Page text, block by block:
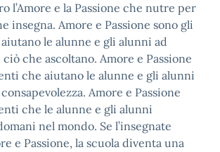
l’Amore e la Passione che nutre per
insegna. Amore e Passione sono gli
le alunne e gli alunni ad
che ascoltano. Amore e Passione
che aiutano le alunne e gli alunni
Amore e Passione
che le alunne e gli alunni
nel mondo. Se l’insegnate
e Passione, la scuola diventa una